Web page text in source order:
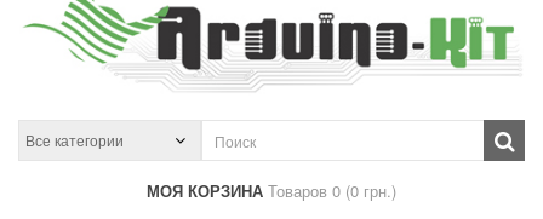
МОЯ КОРЗИНА Товаров 0 (0 грн.)